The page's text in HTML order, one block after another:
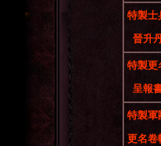
特製士
晉升
特製更
呈報
特製軍
更名卷